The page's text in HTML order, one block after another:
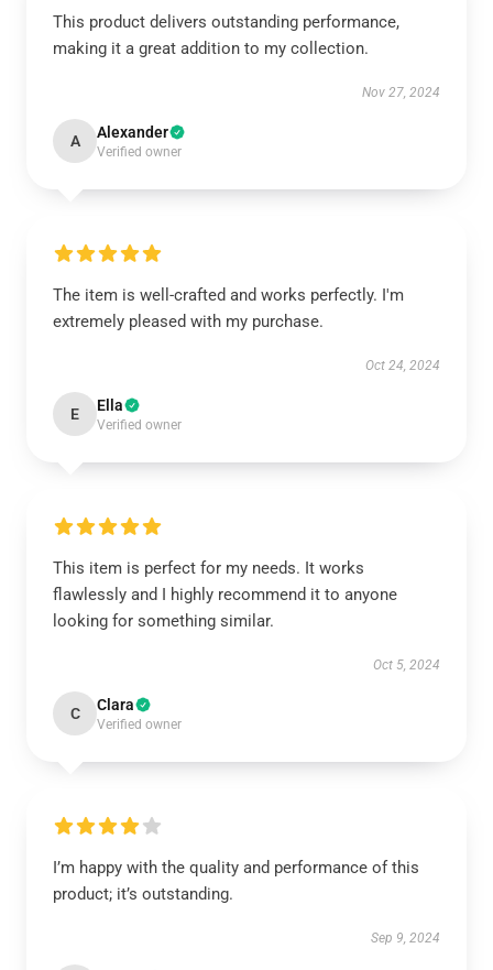
This product delivers outstanding performance,
making it a great addition to my collection.
Nov 27, 2024
A Alexander
Verified owner
The item is well-crafted and works perfectly. I'm
extremely pleased with my purchase.
Oct 24, 2024
E Ella
Verified owner
This item is perfect for my needs. It works
flawlessly and I highly recommend it to anyone
looking for something similar.
Oct 5, 2024
C Clara
Verified owner
I’m happy with the quality and performance of this
product; it’s outstanding.
Sep 9, 2024